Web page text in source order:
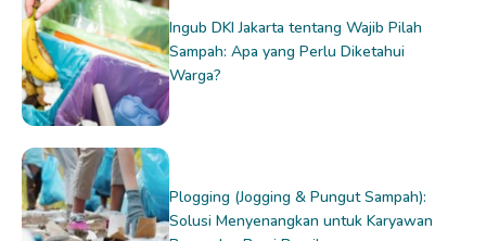
Ingub DKI Jakarta tentang Wajib Pilah
Sampah: Apa yang Perlu Diketahui
Warga?
Plogging (Jogging & Pungut Sampah):
Solusi Menyenangkan untuk Karyawan